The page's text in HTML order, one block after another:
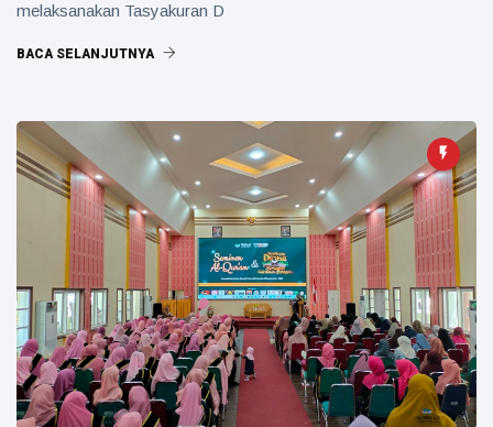
melaksanakan Tasyakuran D
BACA SELANJUTNYA